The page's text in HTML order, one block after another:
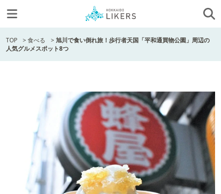
TOP >食べる >旭川で食い倒れ旅！歩行者天国「平和通買物公園」周辺の
人気グルメスポット8つ